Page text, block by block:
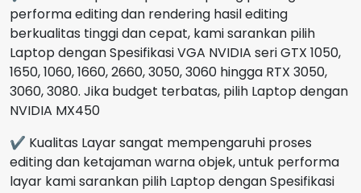
performa editing dan rendering hasil editing
berkualitas tinggi dan cepat, kami sarankan pilih
Laptop dengan Spesifikasi VGA NVIDIA seri GTX 1050,
1650, 1060, 1660, 2660, 3050, 3060 hingga RTX 3050,
3060, 3080. Jika budget terbatas, pilih Laptop dengan
NVIDIA MX450
✔ Kualitas Layar sangat mempengaruhi proses
editing dan ketajaman warna objek, untuk performa
layar kami sarankan pilih Laptop dengan Spesifikasi